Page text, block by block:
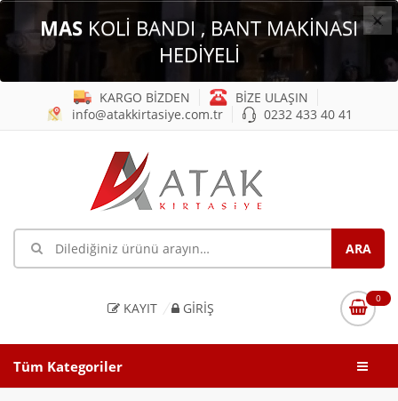
×
MAS KOLİ BANDI , BANT MAKİNASI
HEDİYELİ
KARGO BİZDEN
BİZE ULAŞIN
info@atakkirtasiye.com.tr
0232 433 40 41
KAYIT GIRIŞ
0
Tüm Kategoriler